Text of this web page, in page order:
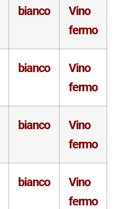
bianco
Vino
fermo
bianco
Vino
fermo
bianco
Vino
fermo
bianco
Vino
fermo